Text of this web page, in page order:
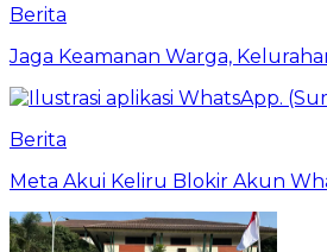
Berita
Jaga Keamanan Warga,
Berita
Meta Akui Keliru Blokir Akun